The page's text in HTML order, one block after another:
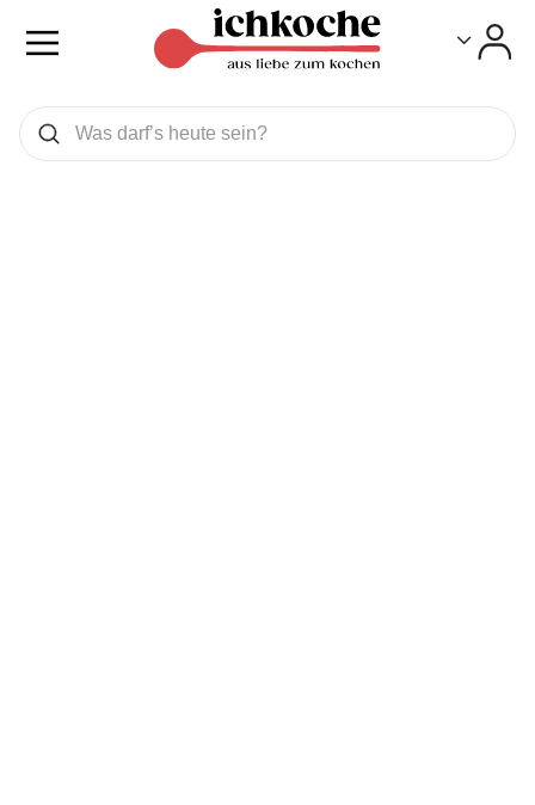
Was wollen Sie suchen
Suchen